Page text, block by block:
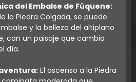
del Embalse de Fúquene:
la Piedra Colgada, se puede
y la belleza del altiplano
con un paisaje que cambia
día.
El ascenso a la Piedra